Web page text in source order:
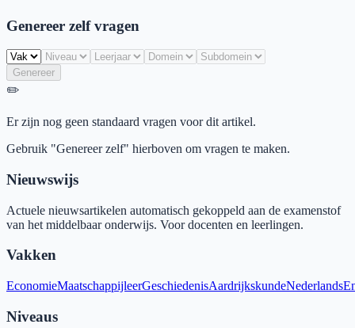
Genereer zelf vragen
Genereer
✏️
Er zijn nog geen standaard vragen voor dit artikel.
Gebruik "Genereer zelf" hierboven om vragen te maken.
Nieuwswijs
Actuele nieuwsartikelen automatisch gekoppeld aan de examenstof
van het middelbaar onderwijs. Voor docenten en leerlingen.
Vakken
EconomieMaatschappijleerGeschiedenisAardrijkskundeNederlands
Niveaus